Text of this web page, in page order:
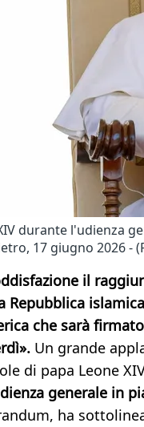
durante l'udienza
17 giugno 2026 -
il
Repubblica
che sarà
Un grande
di papa Leone
generale in
ha